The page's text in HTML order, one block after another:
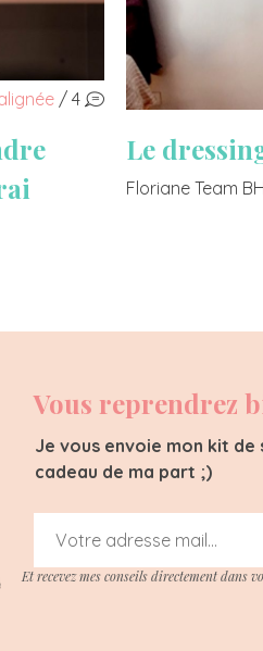
/ 4
Le
Floriane Team BH
Vous reprendrez
Je vous envoie mon kit
cadeau de ma part ;)
Et recevez mes conseils directement dans